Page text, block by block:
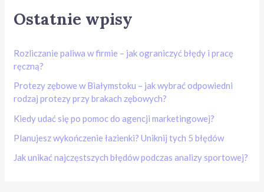
Ostatnie wpisy
Rozliczanie paliwa w firmie – jak ograniczyć błędy i pracę
ręczną?
Protezy zębowe w Białymstoku – jak wybrać odpowiedni
rodzaj protezy przy brakach zębowych?
Kiedy udać się po pomoc do agencji marketingowej?
Planujesz wykończenie łazienki? Uniknij tych 5 błędów
Jak unikać najczęstszych błędów podczas analizy sportowej?